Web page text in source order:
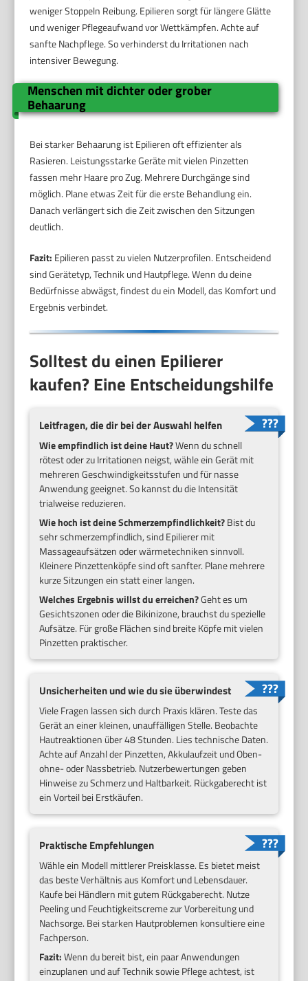
weniger Stoppeln Reibung. Epilieren sorgt für längere Glätte
und weniger Pflegeaufwand vor Wettkämpfen. Achte auf
sanfte Nachpflege. So verhinderst du Irritationen nach
intensiver Bewegung.
Menschen mit dichter oder grober
Behaarung
Bei starker Behaarung ist Epilieren oft effizienter als
Rasieren. Leistungsstarke Geräte mit vielen Pinzetten
fassen mehr Haare pro Zug. Mehrere Durchgänge sind
möglich. Plane etwas Zeit für die erste Behandlung ein.
Danach verlängert sich die Zeit zwischen den Sitzungen
deutlich.
Fazit: Epilieren passt zu vielen Nutzerprofilen. Entscheidend
sind Gerätetyp, Technik und Hautpflege. Wenn du deine
Bedürfnisse abwägst, findest du ein Modell, das Komfort und
Ergebnis verbindet.
Solltest du einen Epilierer
kaufen? Eine Entscheidungshilfe
Leitfragen, die dir bei der Auswahl helfen
Wie empfindlich ist deine Haut?Wenn du schnell
rötest oder zu Irritationen neigst, wähle ein Gerät mit
mehreren Geschwindigkeitsstufen und für nasse
Anwendung geeignet. So kannst du die Intensität
trialweise reduzieren.
Wie hoch ist deine Schmerzempfindlichkeit?Bist du
sehr schmerzempfindlich, sind Epilierer mit
Massageaufsätzen oder wärmetechniken sinnvoll.
Kleinere Pinzettenköpfe sind oft sanfter. Plane mehrere
kurze Sitzungen ein statt einer langen.
Welches Ergebnis willst du erreichen?Geht es um
Gesichtszonen oder die Bikinizone, brauchst du spezielle
Aufsätze. Für große Flächen sind breite Köpfe mit vielen
Pinzetten praktischer.
Unsicherheiten und wie du sie überwindest
Viele Fragen lassen sich durch Praxis klären. Teste das
Gerät an einer kleinen, unauffälligen Stelle. Beobachte
Hautreaktionen über 48 Stunden. Lies technische Daten.
Achte auf Anzahl der Pinzetten, Akkulaufzeit und Oben-
ohne- oder Nassbetrieb. Nutzerbewertungen geben
Hinweise zu Schmerz und Haltbarkeit. Rückgaberecht ist
ein Vorteil bei Erstkäufen.
Praktische Empfehlungen
Wähle ein Modell mittlerer Preisklasse. Es bietet meist
das beste Verhältnis aus Komfort und Lebensdauer.
Kaufe bei Händlern mit gutem Rückgaberecht. Nutze
Peeling und Feuchtigkeitscreme zur Vorbereitung und
Nachsorge. Bei starken Hautproblemen konsultiere eine
Fachperson.
Fazit:Wenn du bereit bist, ein paar Anwendungen
einzuplanen und auf Technik sowie Pflege achtest, ist